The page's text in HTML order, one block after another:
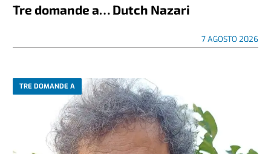
Tre domande a… Dutch Nazari
7 AGOSTO 2026
TRE DOMANDE A